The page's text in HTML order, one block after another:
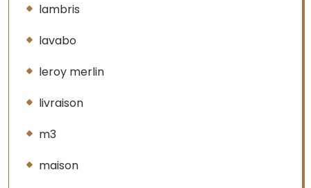
lambris
lavabo
leroy merlin
livraison
m3
maison